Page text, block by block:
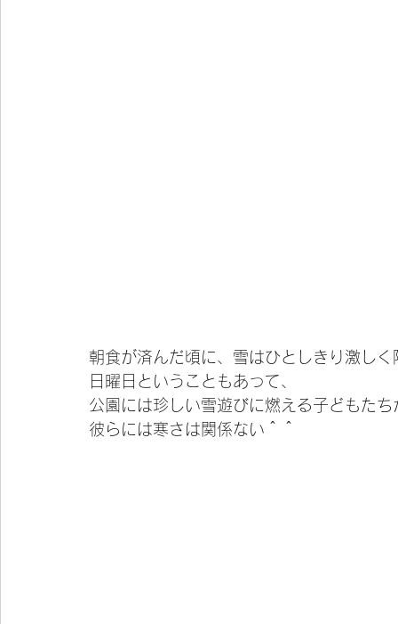
朝食が済んだ頃に、雪はひとしきり激しく
日曜日ということもあって、
公園には珍しい雪遊びに燃える子どもたち
彼らには寒さは関係ない＾＾